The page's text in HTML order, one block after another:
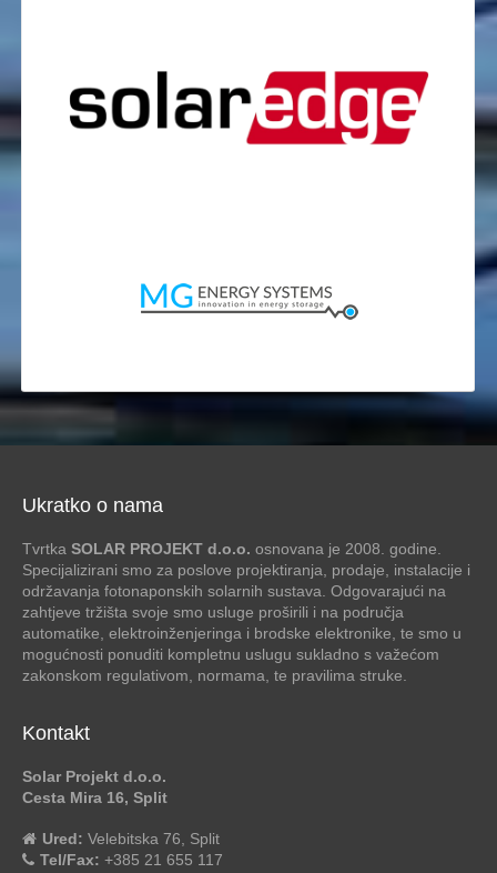
Ukratko o nama
Tvrtka SOLAR PROJEKT d.o.o. osnovana je 2008. godine.
Specijalizirani smo za poslove projektiranja, prodaje, instalacije i
održavanja fotonaponskih solarnih sustava. Odgovarajući na
zahtjeve tržišta svoje smo usluge proširili i na područja
automatike, elektroinženjeringa i brodske elektronike, te smo u
mogućnosti ponuditi kompletnu uslugu sukladno s važećom
zakonskom regulativom, normama, te pravilima struke.
Kontakt
Solar Projekt d.o.o.
Cesta Mira 16, Split
Ured: Velebitska 76, Split
Tel/Fax: +385 21 655 117